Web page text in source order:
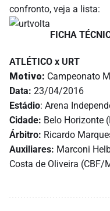
confronto, veja a lista:
FICHA
ATLÉTICO x URT
Motivo: Campeonato
Data: 23/04/2016
Estádio: Arena
Cidade: Belo Horizonte
Árbitro: Ricardo
Auxiliares: Marconi
Costa de Oliveira (CBF/